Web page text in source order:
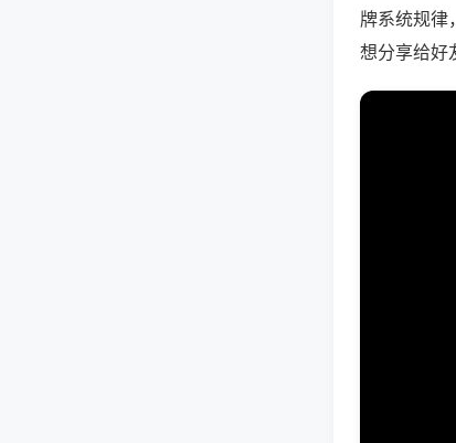
牌系统规律
想分享给好